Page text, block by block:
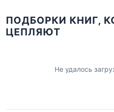
ПОДБОРКИ КНИГ,
ЦЕПЛЯЮТ
Не удалось